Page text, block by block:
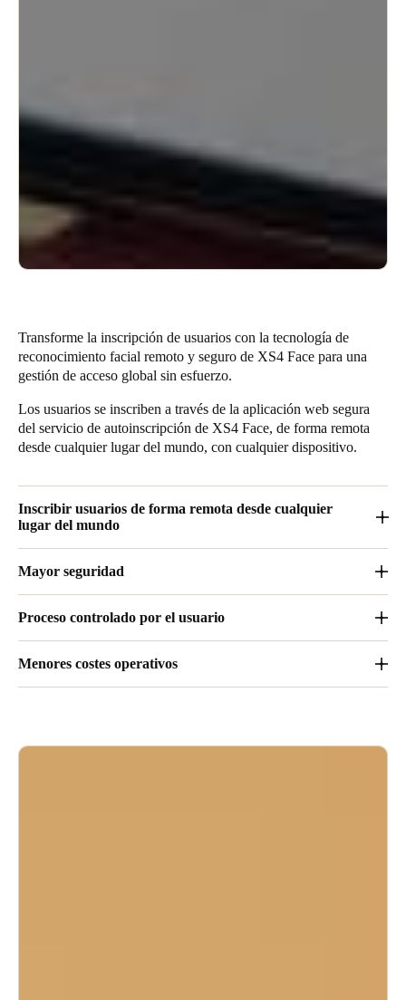
Transforme la inscripción de usuarios con la tecnología de
reconocimiento facial remoto y seguro de XS4 Face para una
gestión de acceso global sin esfuerzo.
Los usuarios se inscriben a través de la aplicación web segura
del servicio de autoinscripción de XS4 Face, de forma remota
desde cualquier lugar del mundo, con cualquier dispositivo.
Inscribir usuarios de forma remota desde cualquier
lugar del mundo
del servicio de autoinscripción de XS4 Face, de forma remota
desde cualquier lugar del mundo, con cualquier dispositivo.
Mayor seguridad
reconocimiento facial para la entrada, elimina el riesgo de
pérdida o robo de credenciales.
Proceso controlado por el usuario
inscripción, el sistema reduce la dependencia de la intervención
del operador.
Menores costes operativos